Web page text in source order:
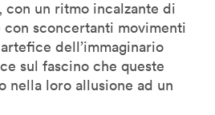
un ritmo incalzante di
con sconcertanti movimenti
dell’immaginario
sul fascino che queste
nella loro allusione ad un